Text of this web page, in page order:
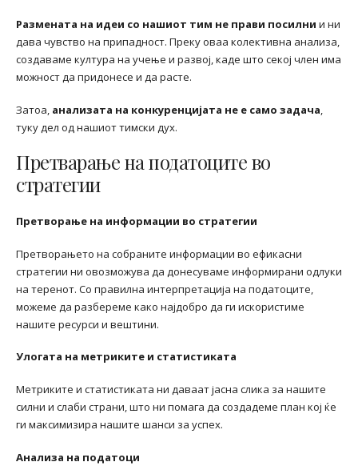
Размената на идеи со нашиот тим не прави посилни и ни
дава чувство на припадност. Преку оваа колективна анализа,
создаваме култура на учење и развој, каде што секој член има
можност да придонесе и да расте.
Затоа, анализата на конкуренцијата не е само задача,
туку дел од нашиот тимски дух.
Претварање на податоците во
стратегии
Претворање на информации во стратегии
Претворањето на собраните информации во ефикасни
стратегии ни овозможува да донесуваме информирани одлуки
на теренот. Со правилна интерпретација на податоците,
можеме да разбереме како најдобро да ги искористиме
нашите ресурси и вештини.
Улогата на метриките и статистиката
Метриките и статистиката ни даваат јасна слика за нашите
силни и слаби страни, што ни помага да создадеме план кој ќе
ги максимизира нашите шанси за успех.
Анализа на податоци